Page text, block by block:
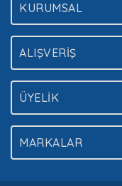
KURUMSAL
ALIŞVERİŞ
ÜYELİK
MARKALAR